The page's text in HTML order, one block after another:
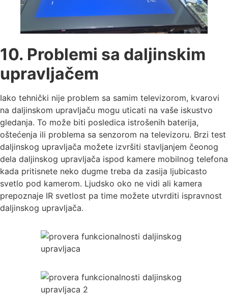
10. Problemi sa daljinskim
upravljačem
Iako tehnički nije problem sa samim televizorom, kvarovi
na daljinskom upravljaču mogu uticati na vaše iskustvo
gledanja. To može biti posledica istrošenih baterija,
oštećenja ili problema sa senzorom na televizoru. Brzi test
daljinskog upravljača možete izvršiti stavljanjem čeonog
dela daljinskog upravljača ispod kamere mobilnog telefona
kada pritisnete neko dugme treba da zasija ljubicasto
svetlo pod kamerom. Ljudsko oko ne vidi ali kamera
prepoznaje IR svetlost pa time možete utvrditi ispravnost
daljinskog upravljača.